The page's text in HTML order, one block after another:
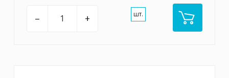
– + шт.